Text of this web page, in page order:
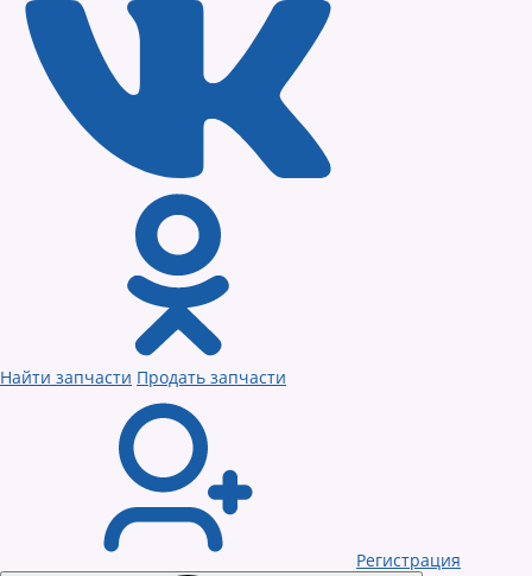
Найти запчасти Продать запчасти
Регистрация